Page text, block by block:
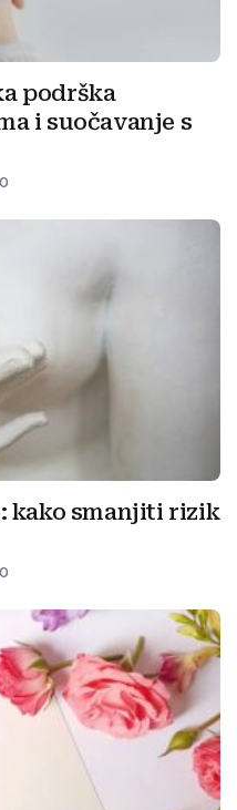
podrška
i suočavanje s
kako smanjiti rizik